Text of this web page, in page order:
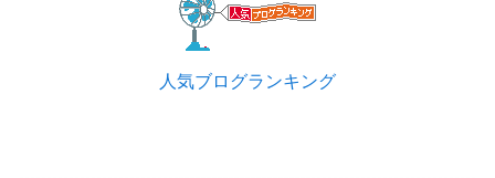
人気ブログランキング